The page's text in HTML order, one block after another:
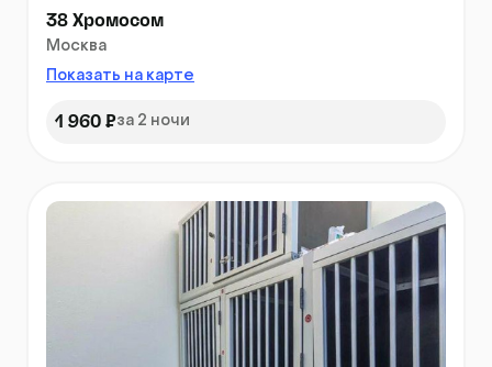
38 Хромосом
Москва
Показать на карте
1 960 ₽за 2 ночи